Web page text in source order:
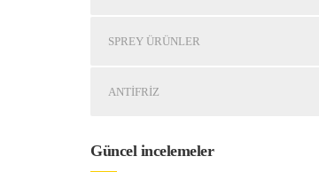
SPREY ÜRÜNLER
ANTIFRIZ
Güncel incelemeler